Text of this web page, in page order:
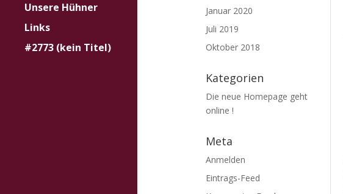
Unsere Hühner
Links
#2773 (kein Titel)
Januar 2020
Juli 2019
Oktober 2018
Kategorien
Die neue Homepage geht
online !
Meta
Anmelden
Eintrags-Feed